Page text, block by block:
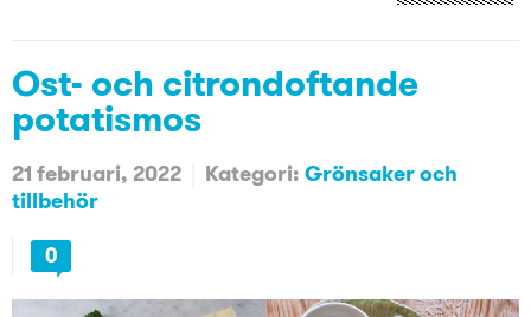
Ost- och citrondoftande
potatismos
21 februari, 2022 Kategori: Grönsaker och
tillbehör
0